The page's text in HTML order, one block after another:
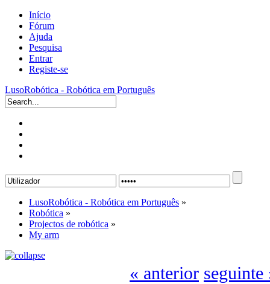
Início
Fórum
Ajuda
Pesquisa
Entrar
Registe-se
LusoRobótica - Robótica em Português
LusoRobótica - Robótica em Português »
Robótica »
Projectos de robótica »
My arm
« anterior seguinte